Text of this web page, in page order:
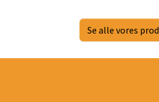
Se alle vores